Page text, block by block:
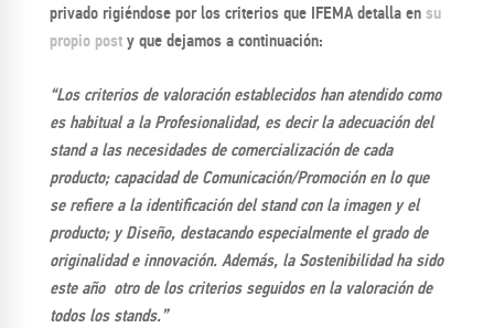
privado rigiéndose por los criterios que IFEMA detalla en su
propio post y que dejamos a continuación:
“Los criterios de valoración establecidos han atendido como
es habitual a la Profesionalidad, es decir la adecuación del
stand a las necesidades de comercialización de cada
producto; capacidad de Comunicación/Promoción en lo que
se refiere a la identificación del stand con la imagen y el
producto; y Diseño, destacando especialmente el grado de
originalidad e innovación. Además, la Sostenibilidad ha sido
este año otro de los criterios seguidos en la valoración de
todos los stands.”